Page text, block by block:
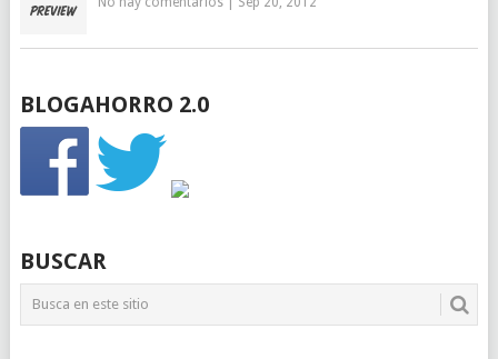
BLOGAHORRO 2.0
BUSCAR